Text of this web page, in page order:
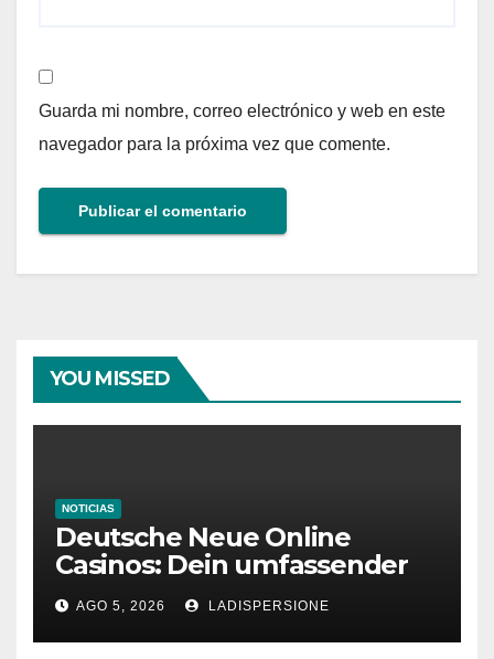
Guarda mi nombre, correo electrónico y web en este
navegador para la próxima vez que comente.
YOU MISSED
NOTICIAS
Deutsche Neue Online
Casinos: Dein umfassender
Ratgeber für moderne
Glücksspielplattformen
AGO 5, 2026 LADISPERSIONE